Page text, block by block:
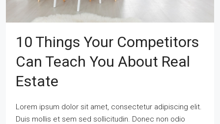
10 Things Your Competitors
Can Teach You About Real
Estate
Lorem ipsum dolor sit amet, consectetur adipiscing elit.
Duis mollis et sem sed sollicitudin. Donec non odio